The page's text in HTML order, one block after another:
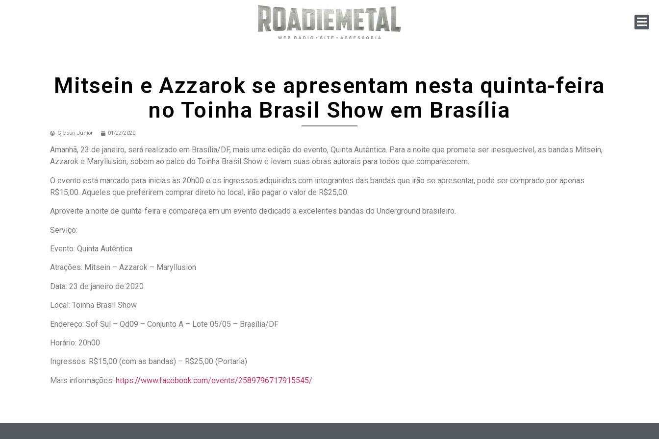
Mitsein e Azzarok se apresentam nesta quinta-feira
no Toinha Brasil Show em Brasília
Gleison Junior 01/22/2020
Amanhã, 23 de janeiro, será realizado em Brasília/DF, mais uma edição do evento, Quinta Autêntica. Para a noite que promete ser inesquecível, as bandas Mitsein,
Azzarok e Maryllusion, sobem ao palco do Toinha Brasil Show e levam suas obras autorais para todos que comparecerem.
O evento está marcado para inicias às 20h00 e os ingressos adquiridos com integrantes das bandas que irão se apresentar, pode ser comprado por apenas
R$15,00. Aqueles que preferirem comprar direto no local, irão pagar o valor de R$25,00.
Aproveite a noite de quinta-feira e compareça em um evento dedicado a excelentes bandas do Underground brasileiro.
Serviço:
Evento: Quinta Autêntica
Atrações: Mitsein – Azzarok – Maryllusion
Data: 23 de janeiro de 2020
Local: Toinha Brasil Show
Endereço: Sof Sul – Qd09 – Conjunto A – Lote 05/05 – Brasília/DF
Horário: 20h00
Ingressos: R$15,00 (com as bandas) – R$25,00 (Portaria)
Mais informações: https://www.facebook.com/events/2589796717915545/